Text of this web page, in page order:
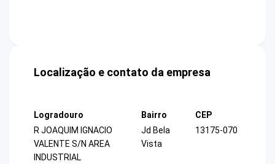
Localização e contato da empresa
Logradouro
R JOAQUIM IGNACIO
VALENTE S/N AREA
INDUSTRIAL
Bairro
Jd Bela
Vista
CEP
13175-070